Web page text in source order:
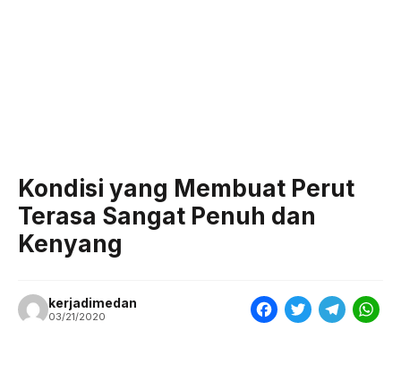
Kondisi yang Membuat Perut
Terasa Sangat Penuh dan
Kenyang
kerjadimedan
03/21/2020
F
T
T
W